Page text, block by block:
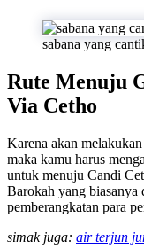
sabana yang
Rute Menuju
Via Cetho
Karena akan
maka kamu harus
untuk menuju Candi
Barokah yang
pemberangkatan para
simak juga: air terjun